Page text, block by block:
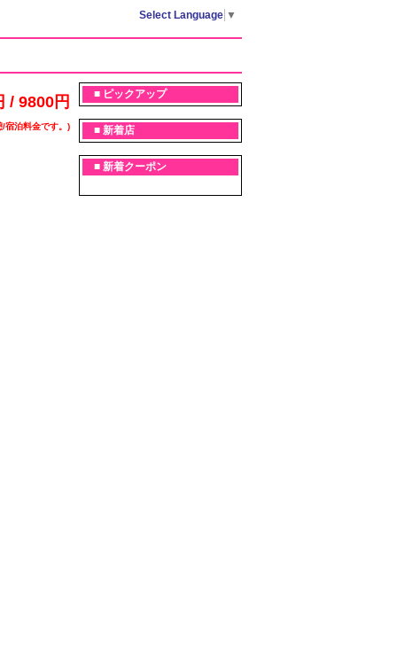
Select Language ▼
/ 9800円
宿泊料金です。)
■ ピックアップ
■ 新着店
■ 新着クーポン